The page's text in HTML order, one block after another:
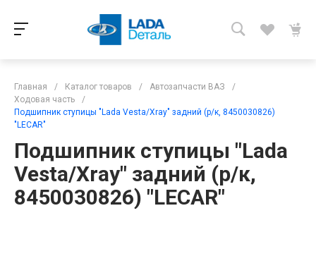
Главная / Каталог товаров / Автозапчасти ВАЗ
/
Ходовая часть
/
Подшипник ступицы "Lada Vesta/Xraу" задний (р/к, 8450030826)
"LECAR"
Подшипник ступицы "Lada
Vesta/Xraу" задний (р/к,
8450030826) "LECAR"